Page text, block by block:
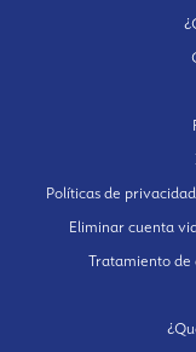
Políticas de
Eliminar cuenta
Tratamiento de